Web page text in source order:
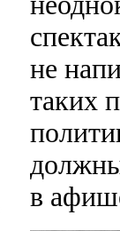
не
таких
в